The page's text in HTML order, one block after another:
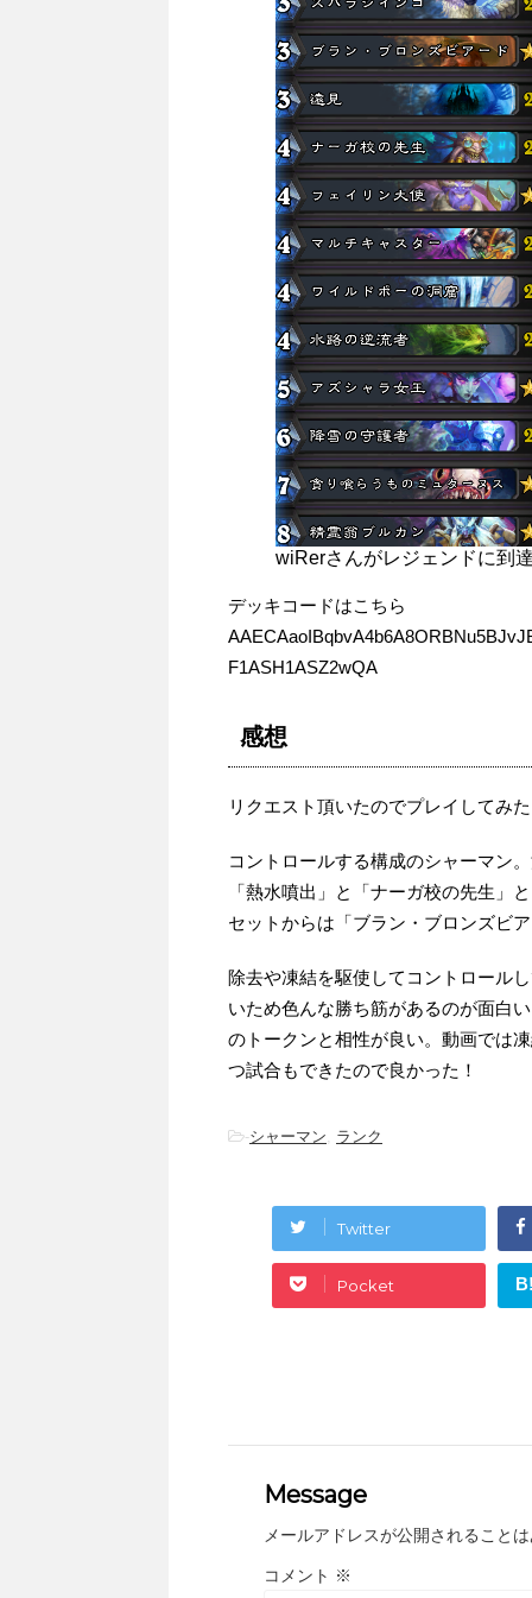
wiRerさんがレジェンドに到
デッキコードはこちら
F1ASH1ASZ2wQA
感想
リクエスト頂いたのでプレイしてみ
コントロールする構成のシャーマン
「熱水噴出」と「ナーガ校の先生」
セットからは「ブラン・ブロンズビ
除去や凍結を駆使してコントロール
いため色んな勝ち筋があるのが面白
のトークンと相性が良い。動画では
つ試合もできたので良かった！
-シャーマン, ランク
Twitter
Pocket
Message
メールアドレスが公開されること
コメント ※